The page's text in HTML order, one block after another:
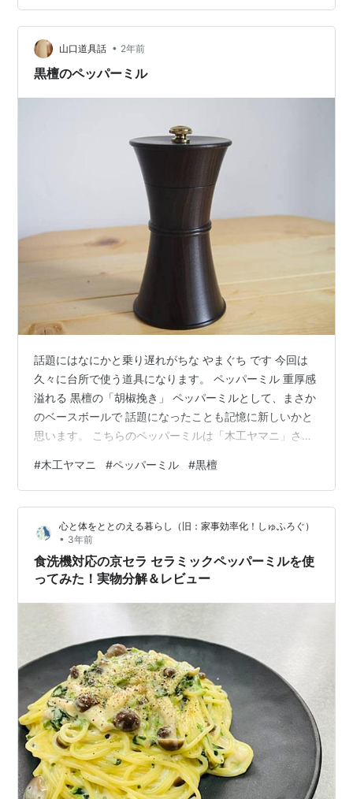
りあえずもう1つある岩塩の容器に移し替えて使ってみた
らこっちの岩塩の容器の方がブラックペッパーが細かく
砕かれて良い。 大きく砕くのも悪くないんだけど、辛さ
が出る気がする。 胡椒って結構辛いなと思っていたけど
山口道具話 • 2年前
黒檀のペッパーミル
話題にはなにかと乗り遅れがちな やまぐち です 今回は
久々に台所で使う道具になります。 ペッパーミル 重厚感
溢れる 黒檀の「胡椒挽き」 ペッパーミルとして、まさか
のベースボールで 話題になったことも記憶に新しいかと
思います。 こちらのペッパーミルは「木工ヤマニ」さん
際 密度の高い木なので重いです でもってそれに伴い固さ
もあるとのことで 加工するのに苦労する材料でもあるみ
たいです 持った感じ 大きさは4寸 その分 仕上がった感じ
の木目と黒光りした美しい佇まいは別格な感じでごわす
（ごわす⁉️） ユニークな名前 こちら…
#木工ヤマニ #ペッパーミル #黒檀
心と体をととのえる暮らし（旧：家事効率化！しゅふろぐ）
• 3年前
食洗機対応の京セラ セラミックペッパーミルを使
ってみた！実物分解＆レビュー